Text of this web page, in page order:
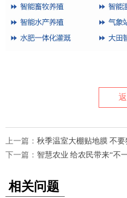
上一篇： 秋季温室大棚贴地膜 不
下一篇： 智慧农业 给农民带来“不
相关问题